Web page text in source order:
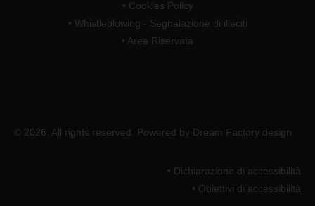
• Cookies Policy
• Whistleblowing - Segnalazione di illeciti
• Area Riservata
© 2026. All rights reserved. Powered by Dream Factory design
• Dichiarazione di accessibilità
• Obiettivi di accessibilità